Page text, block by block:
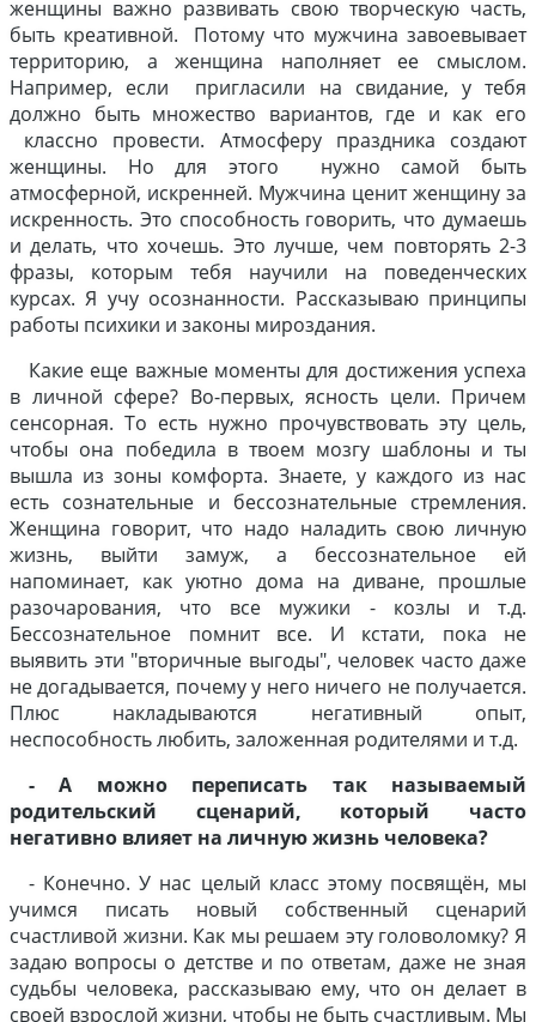
женщины важно развивать свою творческую часть,
быть креативной. Потому что мужчина завоевывает
территорию, а женщина наполняет ее смыслом.
Например, если пригласили на свидание, у тебя
должно быть множество вариантов, где и как его
классно провести. Атмосферу праздника создают
женщины. Но для этого нужно самой быть
атмосферной, искренней. Мужчина ценит женщину за
искренность. Это способность говорить, что думаешь
и делать, что хочешь. Это лучше, чем повторять 2-3
фразы, которым тебя научили на поведенческих
курсах. Я учу осознанности. Рассказываю принципы
работы психики и законы мироздания.
Какие еще важные моменты для достижения успеха
в личной сфере? Во-первых, ясность цели. Причем
сенсорная. То есть нужно прочувствовать эту цель,
чтобы она победила в твоем мозгу шаблоны и ты
вышла из зоны комфорта. Знаете, у каждого из нас
есть сознательные и бессознательные стремления.
Женщина говорит, что надо наладить свою личную
жизнь, выйти замуж, а бессознательное ей
напоминает, как уютно дома на диване, прошлые
разочарования, что все мужики - козлы и т.д.
Бессознательное помнит все. И кстати, пока не
выявить эти "вторичные выгоды", человек часто даже
не догадывается, почему у него ничего не получается.
Плюс накладываются негативный опыт,
неспособность любить, заложенная родителями и т.д.
- А можно переписать так называемый
родительский сценарий, который часто
негативно влияет на личную жизнь человека?
- Конечно. У нас целый класс этому посвящён, мы
учимся писать новый собственный сценарий
счастливой жизни. Как мы решаем эту головоломку? Я
задаю вопросы о детстве и по ответам, даже не зная
судьбы человека, рассказываю ему, что он делает в
своей взрослой жизни, чтобы не быть счастливым. Мы